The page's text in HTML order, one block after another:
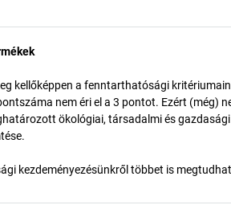
kellőképpen a fenntarthatósági
nem éri el a 3 pontot. Ezért
ökológiai, társadalmi és
kezdeményezésünkről többet is megtudhat